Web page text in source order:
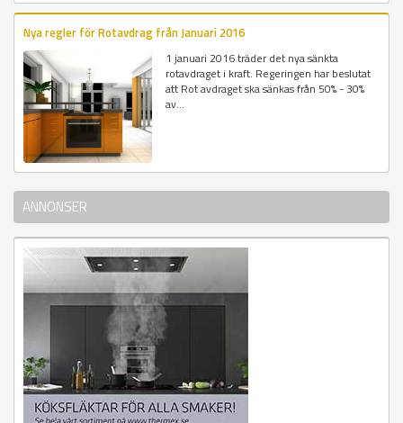
Nya regler för Rotavdrag från Januari 2016
1 januari 2016 träder det nya sänkta
rotavdraget i kraft. Regeringen har beslutat
att Rot avdraget ska sänkas från 50% - 30%
av...
ANNONSER